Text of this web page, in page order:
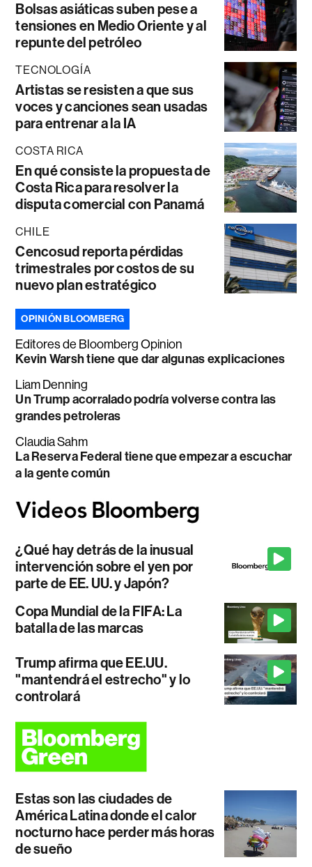
Bolsas asiáticas suben pese a
tensiones en Medio Oriente y al
repunte del petróleo
TECNOLOGÍA
Artistas se resisten a que sus
voces y canciones sean usadas
para entrenar a la IA
COSTA RICA
En qué consiste la propuesta de
Costa Rica para resolver la
disputa comercial con Panamá
CHILE
Cencosud reporta pérdidas
trimestrales por costos de su
nuevo plan estratégico
OPINIÓN BLOOMBERG
Editores de Bloomberg Opinion
Kevin Warsh tiene que dar algunas explicaciones
Liam Denning
Un Trump acorralado podría volverse contra las
grandes petroleras
Claudia Sahm
La Reserva Federal tiene que empezar a escuchar
a la gente común
¿Qué hay detrás de la inusual
intervención sobre el yen por
parte de EE. UU. y Japón?
Copa Mundial de la FIFA: La
batalla de las marcas
Trump afirma que EE.UU.
"mantendrá el estrecho" y lo
controlará
Estas son las ciudades de
América Latina donde el calor
nocturno hace perder más horas
de sueño